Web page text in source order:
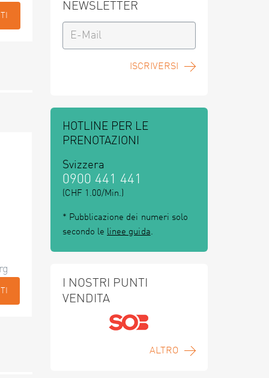
NEWSLETTER
ISCRIVERSI
HOTLINE PER LE
PRENOTAZIONI
Svizzera
0900 441 441
(CHF 1.00/Min.)
* Pubblicazione dei numeri solo
secondo le linee guida.
I NOSTRI PUNTI
VENDITA
ALTRO